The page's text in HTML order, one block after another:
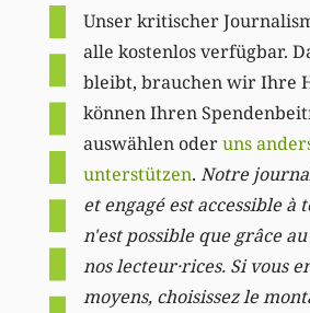
Unser kritischer
alle kostenlos verfügbar.
bleibt, brauchen wir Ihre
können Ihren
auswählen oderuns
unterstützen. Notre
et engagé est accessible à
n'est possible que grâce
nos lecteur·rices. Si vous
moyens, choisissez le